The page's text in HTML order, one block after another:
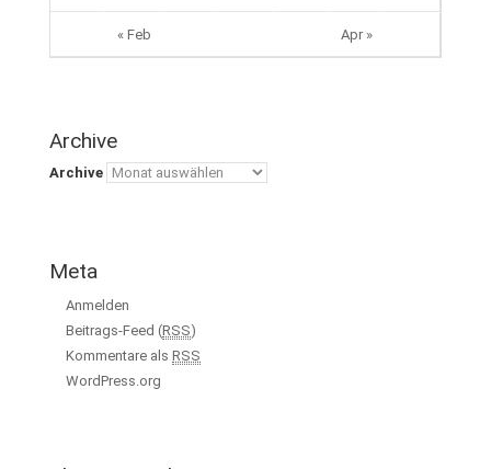
« Feb Apr »
Archive
Archive
Meta
Anmelden
Beitrags-Feed (RSS)
Kommentare als RSS
WordPress.org